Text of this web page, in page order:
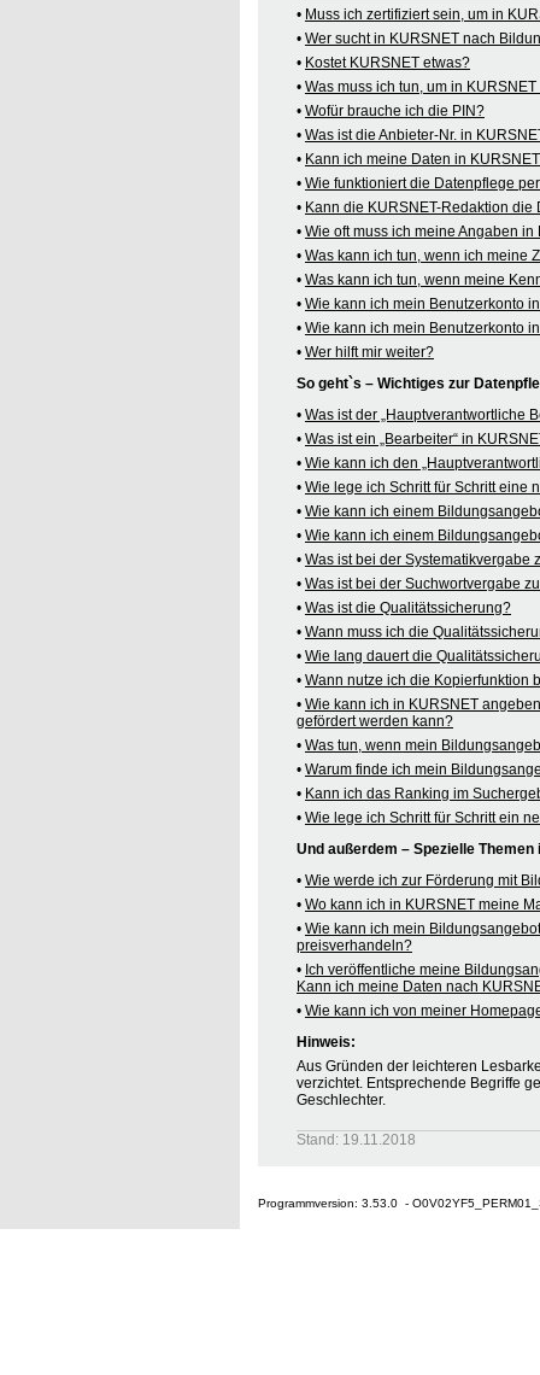
• Muss ich zertifiziert sein, um in
• Wer sucht in KURSNET nach
• Kostet KURSNET etwas?
• Was muss ich tun, um in
• Wofür brauche ich die PIN?
• Was ist die Anbieter-Nr. in
• Kann ich meine Daten in
• Wie funktioniert die Datenpflege
• Kann die KURSNET-Redaktion
• Wie oft muss ich meine Angaben
• Was kann ich tun, wenn ich meine
• Was kann ich tun, wenn meine
• Wie kann ich mein Benutzerkonto
• Wie kann ich mein Benutzerkonto
• Wer hilft mir weiter?
So geht`s – Wichtiges zur
• Was ist der „Hauptverantwortliche
• Was ist ein „Bearbeiter“ in
• Wie kann ich den
• Wie lege ich Schritt für Schritt eine
• Wie kann ich einem
• Wie kann ich einem
• Was ist bei der Systematikvergabe
• Was ist bei der Suchwortvergabe
• Was ist die Qualitätssicherung?
• Wann muss ich die
• Wie lang dauert die
• Wann nutze ich die Kopierfunktion
• Wie kann ich in KURSNET
gefördert werden kann?
• Was tun, wenn mein
• Warum finde ich mein
• Kann ich das Ranking im
• Wie lege ich Schritt für Schritt ein
Und außerdem – Spezielle Themen
• Wie werde ich zur Förderung mit
• Wo kann ich in KURSNET meine
• Wie kann ich mein
preisverhandeln?
• Ich veröffentliche meine
Kann ich meine Daten nach
• Wie kann ich von meiner
Hinweis:
Aus Gründen der leichteren
verzichtet. Entsprechende Begriffe
Geschlechter.
Stand: 19.11.2018
Programmversion: 3.53.0 -